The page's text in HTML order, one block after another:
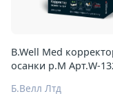
B.Well Med
осанки р.M Арт.W-
Б.Велл Лтд